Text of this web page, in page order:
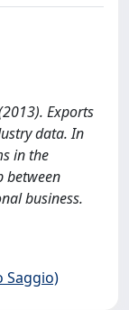
Exports
data. In
in the
between
business.
Saggio)